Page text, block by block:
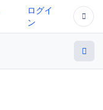
ログイ
ン